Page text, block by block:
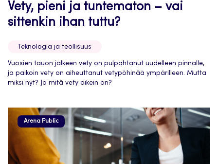
Vety, pieni ja tuntematon – vai
sittenkin ihan tuttu?
Teknologia ja teollisuus
Vuosien tauon jälkeen vety on pulpahtanut uudelleen pinnalle,
ja paikoin vety on aiheuttanut vetypöhinää ympärilleen. Mutta
miksi nyt? Ja mitä vety oikein on?
Arena Public